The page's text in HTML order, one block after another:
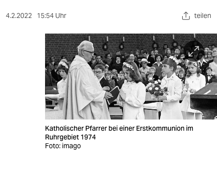
berlin
wahrheit
veranstaltungen
4.2.2022 15:54 Uhr teilen
Katholischer Pfarrer bei einer Erstkommunion im
Ruhrgebiet 1974
Foto: imago